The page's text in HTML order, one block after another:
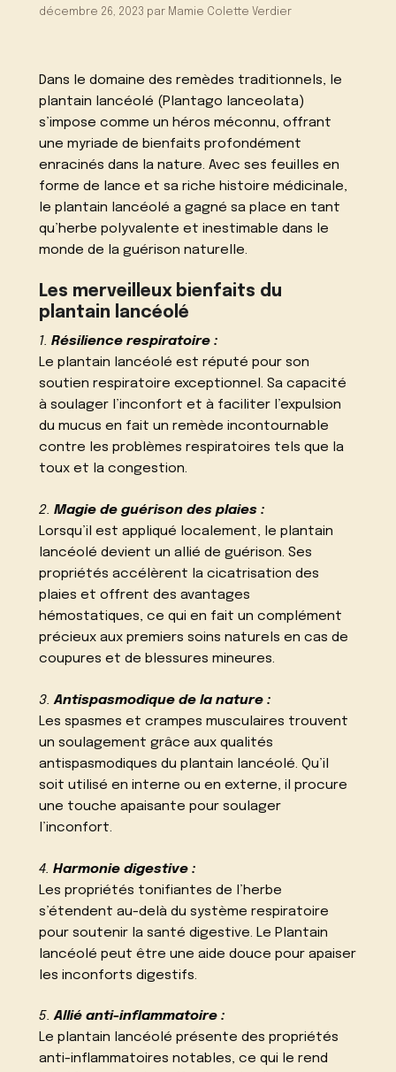
décembre 26, 2023 par Mamie Colette Verdier
Dans le domaine des remèdes traditionnels, le
plantain lancéolé (Plantago lanceolata)
s’impose comme un héros méconnu, offrant
une myriade de bienfaits profondément
enracinés dans la nature. Avec ses feuilles en
forme de lance et sa riche histoire médicinale,
le plantain lancéolé a gagné sa place en tant
qu’herbe polyvalente et inestimable dans le
monde de la guérison naturelle.
Les merveilleux bienfaits du
plantain lancéolé
1.Résilience respiratoire :
Le plantain lancéolé est réputé pour son
soutien respiratoire exceptionnel. Sa capacité
à soulager l’inconfort et à faciliter l’expulsion
du mucus en fait un remède incontournable
contre les problèmes respiratoires tels que la
toux et la congestion.
2.Magie de guérison des plaies :
Lorsqu’il est appliqué localement, le plantain
lancéolé devient un allié de guérison. Ses
propriétés accélèrent la cicatrisation des
plaies et offrent des avantages
hémostatiques, ce qui en fait un complément
précieux aux premiers soins naturels en cas de
coupures et de blessures mineures.
3.Antispasmodique de la nature :
Les spasmes et crampes musculaires trouvent
un soulagement grâce aux qualités
antispasmodiques du plantain lancéolé. Qu’il
soit utilisé en interne ou en externe, il procure
une touche apaisante pour soulager
l’inconfort.
4.Harmonie digestive :
Les propriétés tonifiantes de l’herbe
s’étendent au-delà du système respiratoire
pour soutenir la santé digestive. Le Plantain
lancéolé peut être une aide douce pour apaiser
les inconforts digestifs.
5.Allié anti-inflammatoire :
Le plantain lancéolé présente des propriétés
anti-inflammatoires notables, ce qui le rend